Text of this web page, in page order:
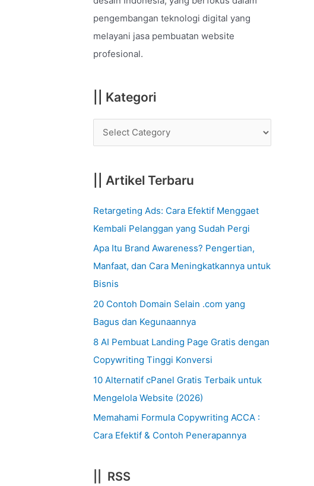
o
r
:
pengembangan teknologi digital yang
melayani jasa pembuatan website
profesional.
|| Kategori
|| Artikel Terbaru
Retargeting Ads: Cara Efektif Menggaet
Kembali Pelanggan yang Sudah Pergi
Apa Itu Brand Awareness? Pengertian,
Manfaat, dan Cara Meningkatkannya untuk
Bisnis
20 Contoh Domain Selain .com yang
Bagus dan Kegunaannya
8 AI Pembuat Landing Page Gratis dengan
Copywriting Tinggi Konversi
10 Alternatif cPanel Gratis Terbaik untuk
Mengelola Website (2026)
Memahami Formula Copywriting ACCA :
Cara Efektif & Contoh Penerapannya
|| RSS